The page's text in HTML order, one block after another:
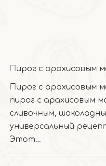
Пирог с арахисовым
Пирог с арахисовым
пирог с арахисовым
сливочным,
универсальный
Этот...